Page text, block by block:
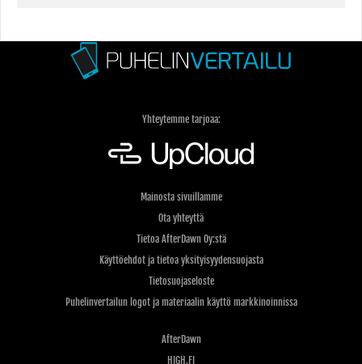
Yhteytemme tarjoaa:
Mainosta sivuillamme
Ota yhteyttä
Tietoa AfterDawn Oy:stä
Käyttöehdot ja tietoa yksityisyydensuojasta
Tietosuojaseloste
Puhelinvertailun logot ja materiaalin käyttö markkinoinnissa
AfterDawn
HIGH.FI